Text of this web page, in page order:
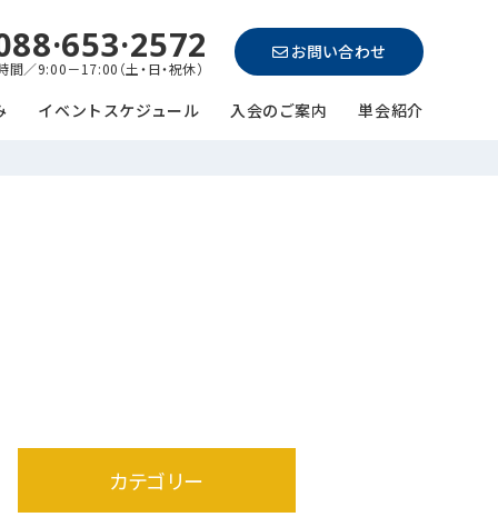
間／9:00－17:00（土・日・祝休）
お問い合わせ
イベントスケジュール 入会のご案内 単会紹介
カテゴリー